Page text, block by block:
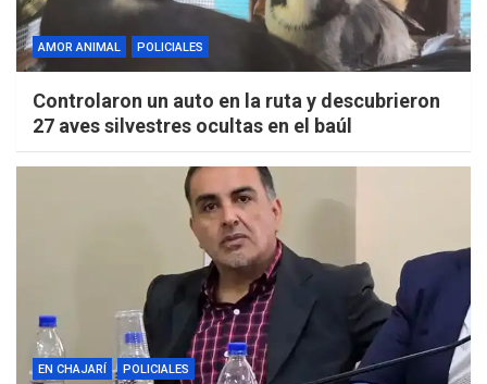
AMOR ANIMAL POLICIALES
Controlaron un auto en la ruta y descubrieron
27 aves silvestres ocultas en el baúl
EN CHAJARÍ POLICIALES